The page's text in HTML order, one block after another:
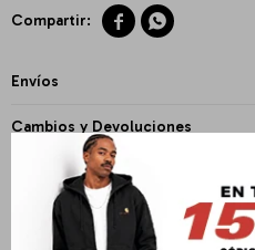
 
Envíos
Cambios y Devoluciones
Medios de pago